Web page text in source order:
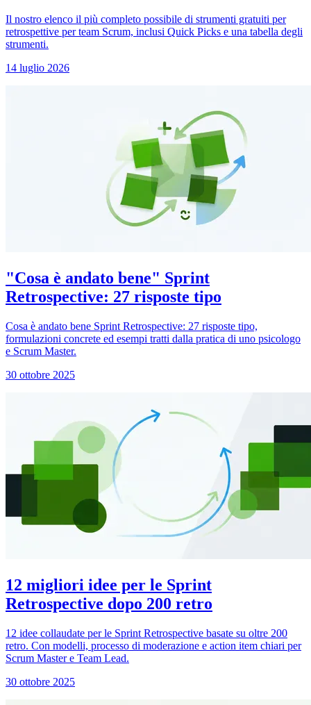
Il nostro elenco il più completo possibile di strumenti gratuiti per
retrospettive per team Scrum, inclusi Quick Picks e una tabella degli
strumenti.
14 luglio 2026
"Cosa è andato bene" Sprint
Retrospective: 27 risposte tipo
Cosa è andato bene Sprint Retrospective: 27 risposte tipo,
formulazioni concrete ed esempi tratti dalla pratica di uno psicologo
e Scrum Master.
30 ottobre 2025
12 migliori idee per le Sprint
Retrospective dopo 200 retro
12 idee collaudate per le Sprint Retrospective basate su oltre 200
retro. Con modelli, processo di moderazione e action item chiari per
Scrum Master e Team Lead.
30 ottobre 2025